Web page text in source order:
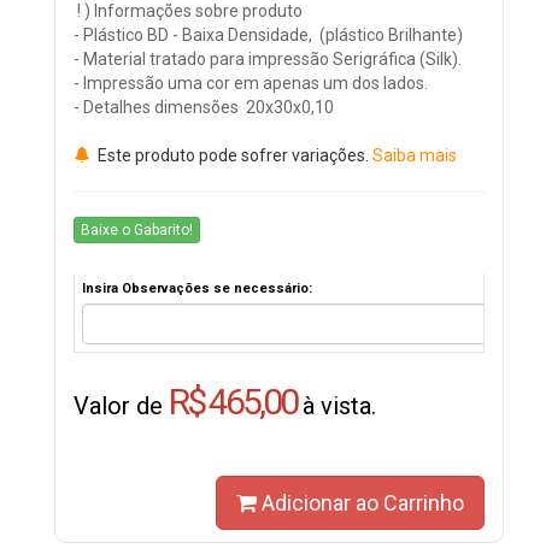
! ) Informações sobre produto
- Plástico BD - Baixa Densidade, (plástico Brilhante)
- Material tratado para impressão Serigráfica (Silk).
- Impressão uma cor em apenas um dos lados.
- Detalhes dimensões 20x30x0,10
Este produto pode sofrer variações. Saiba mais
Baixe o Gabarito!
Insira Observações se necessário:
Valor de R$ 465,00à vista.
Adicionar ao Carrinho